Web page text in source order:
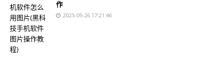
作
2023-09-26 17:21:46